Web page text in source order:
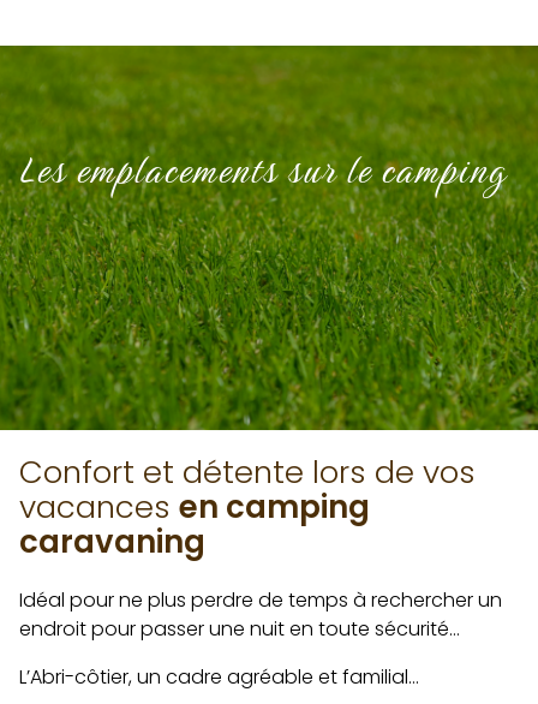
Confort et détente lors de vos
vacances en camping
caravaning
Idéal pour ne plus perdre de temps à rechercher un
endroit pour passer une nuit en toute sécurité…
L’Abri-côtier, un cadre agréable et familial…
Les emplacements sur le camping